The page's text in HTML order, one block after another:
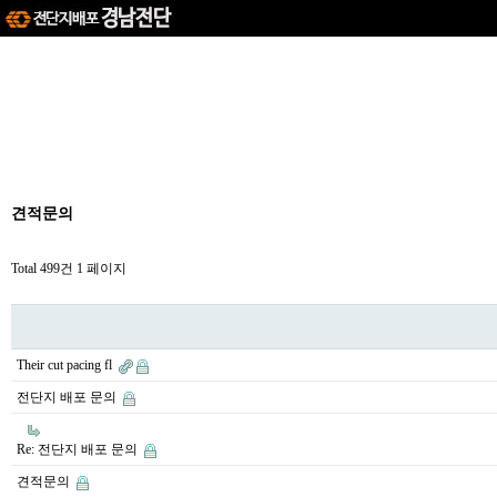
견적문의
Total 499건 1 페이지
Their cut pacing fl
전단지 배포 문의
Re: 전단지 배포 문의
견적문의